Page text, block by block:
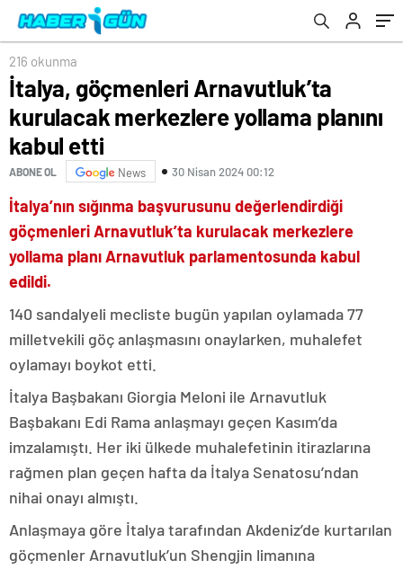
216 okunma
İtalya, göçmenleri Arnavutluk’ta
kurulacak merkezlere yollama planını
kabul etti
ABONE OL News 30 Nisan 2024 00:12
İtalya’nın sığınma başvurusunu değerlendirdiği
göçmenleri Arnavutluk’ta kurulacak merkezlere
yollama planı Arnavutluk parlamentosunda kabul
edildi.
140 sandalyeli mecliste bugün yapılan oylamada 77
milletvekili göç anlaşmasını onaylarken, muhalefet
oylamayı boykot etti.
İtalya Başbakanı Giorgia Meloni ile Arnavutluk
Başbakanı Edi Rama anlaşmayı geçen Kasım’da
imzalamıştı. Her iki ülkede muhalefetinin itirazlarına
rağmen plan geçen hafta da İtalya Senatosu’ndan
nihai onayı almıştı.
Anlaşmaya göre İtalya tarafından Akdeniz’de kurtarılan
göçmenler Arnavutluk’un Shengjin limanına